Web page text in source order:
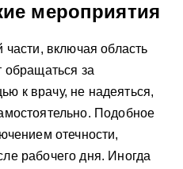
мероприятия
части, включая область
обращаться за
к врачу, не надеяться,
Подобное
отечности,
рабочего дня. Иногда